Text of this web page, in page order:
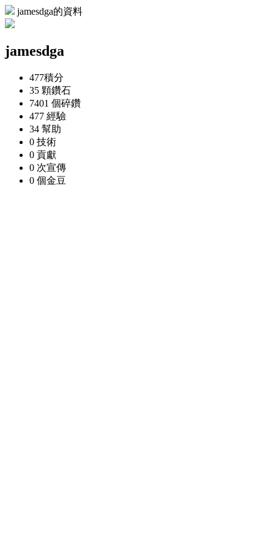
jamesdga的資料
jamesdga
477積分
35 顆鑽石
7401 個碎鑽
477 經驗
34 幫助
0 技術
0 貢獻
0 次宣傳
0 個金豆